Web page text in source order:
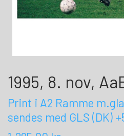
1995, 8. nov,
Print i A2 Ramme
sendes med GLS (DK)